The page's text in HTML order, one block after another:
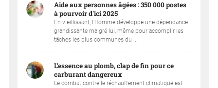
Aide aux personnes âgées : 350 000 postes
à pourvoir d'ici 2025
En vieillissant, l’Homme développe une dépendance
grandissante malgré lui, même pour accomplir les
tâches les plus communes du ...
L'essence au plomb, clap de fin pour ce
carburant dangereux
Le combat contre le réchauffement climatique est